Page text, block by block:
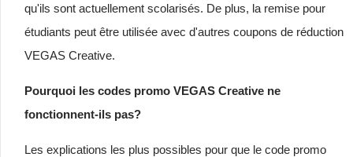
qu'ils sont actuellement scolarisés. De plus, la remise pour
étudiants peut être utilisée avec d'autres coupons de réduction
VEGAS Creative.
Pourquoi les codes promo VEGAS Creative ne
fonctionnent-ils pas?
Les explications les plus possibles pour que le code promo